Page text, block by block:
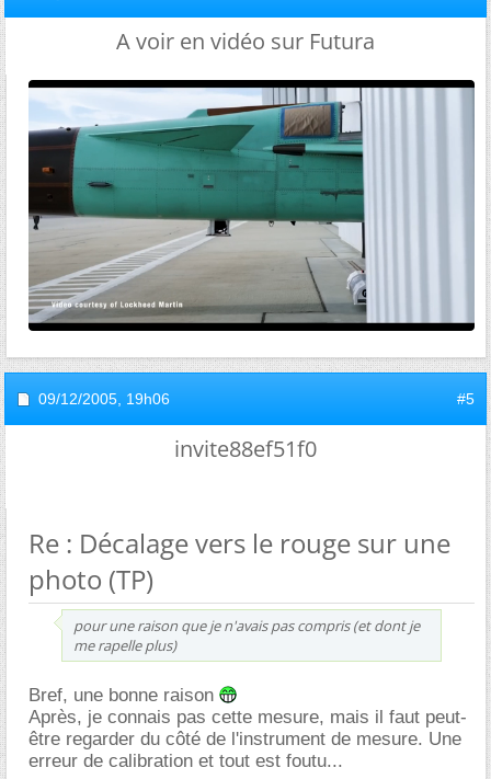
A voir en vidéo sur Futura
09/12/2005, 19h06 #5
invite88ef51f0
Re : Décalage vers le rouge sur une
photo (TP)
pour une raison que je n'avais pas compris (et dont je
me rapelle plus)
Bref, une bonne raison
Après, je connais pas cette mesure, mais il faut peut-
être regarder du côté de l'instrument de mesure. Une
erreur de calibration et tout est foutu...